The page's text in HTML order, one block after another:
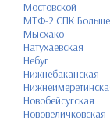
Мостовской
МТФ-2 СПК
Мысхако
Натухаевская
Небуг
Нижнебаканская
Новобейсугская
Нововеличковская